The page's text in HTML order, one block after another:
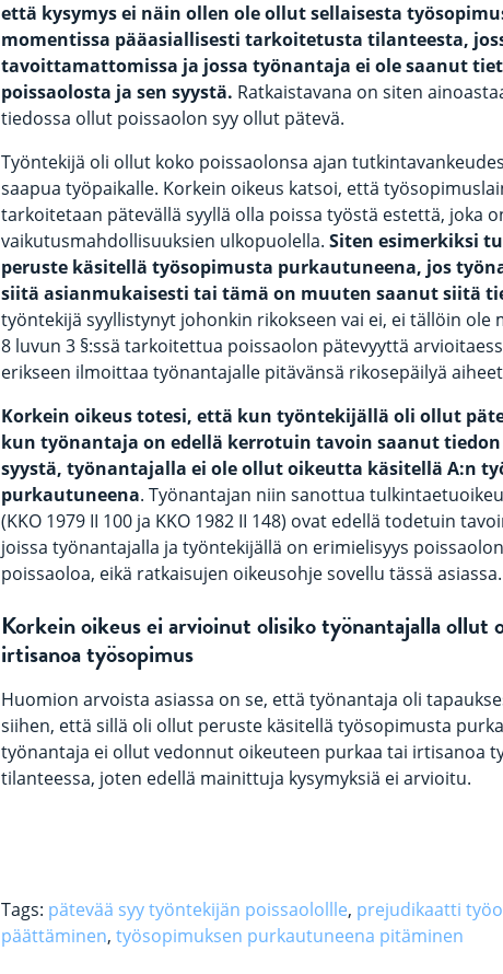
että kysymys ei näin ollen ole ollut sellaisesta
momentissa pääasiallisesti tarkoitetusta tilanteesta,
tavoittamattomissa ja jossa työnantaja ei ole saanut
poissaolosta ja sen syystä. Ratkaistavana on siten
tiedossa ollut poissaolon syy ollut pätevä.
Työntekijä oli ollut koko poissaolonsa ajan
saapua työpaikalle. Korkein oikeus katsoi, että
tarkoitetaan pätevällä syyllä olla poissa työstä estettä, joka
vaikutusmahdollisuuksien ulkopuolella. Siten esimerkiksi
peruste käsitellä työsopimusta purkautuneena, jos
siitä asianmukaisesti tai tämä on muuten saanut siitä
työntekijä syyllistynyt johonkin rikokseen vai ei, ei tällöin ole
8 luvun 3 §:ssä tarkoitettua poissaolon pätevyyttä
erikseen ilmoittaa työnantajalle pitävänsä rikosepäilyä
Korkein oikeus totesi, että kun työntekijällä oli ollut
kun työnantaja on edellä kerrotuin tavoin saanut tiedon
syystä, työnantajalla ei ole ollut oikeutta käsitellä A:n
purkautuneena. Työnantajan niin sanottua
(KKO 1979 II 100 ja KKO 1982 II 148) ovat edellä todetuin
joissa työnantajalla ja työntekijällä on erimielisyys
poissaoloa, eikä ratkaisujen oikeusohje sovellu tässä asiassa.
Korkein oikeus ei arvioinut olisiko työnantajalla ollut
irtisanoa työsopimus
Huomion arvoista asiassa on se, että työnantaja oli
siihen, että sillä oli ollut peruste käsitellä työsopimusta
työnantaja ei ollut vedonnut oikeuteen purkaa tai irtisanoa
tilanteessa, joten edellä mainittuja kysymyksiä ei arvioitu.
Tags: pätevää syy työntekijän poissaolollle, prejudikaatti
päättäminen, työsopimuksen purkautuneena pitäminen